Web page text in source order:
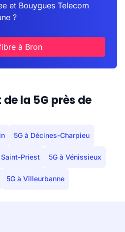
et Bouygues Telecom
?
à Bron
la 5G près de
5G à Décines-Charpieu
Saint-Priest 5G à Vénissieux
5G à Villeurbanne